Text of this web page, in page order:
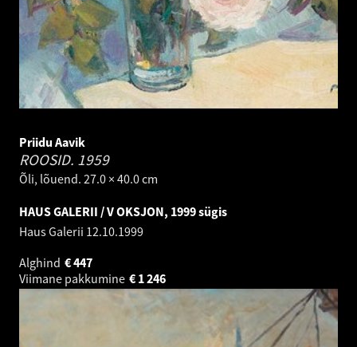
Priidu Aavik
ROOSID. 1959
Õli, lõuend. 27.0 × 40.0 cm
HAUS GALERII / V OKSJON, 1999 sügis
Haus Galerii 12.10.1999
Alghind
447
€
Viimane pakkumine
1 246
€